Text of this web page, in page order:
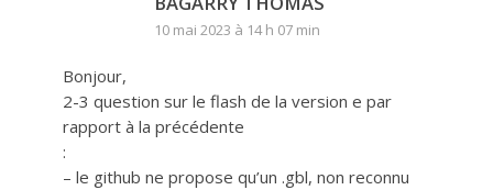
10 mai 2023 à 14 h 07 min
Bonjour,
2-3 question sur le flash de la version e par
rapport à la précédente
:
– le github ne propose qu’un .gbl, non reconnu